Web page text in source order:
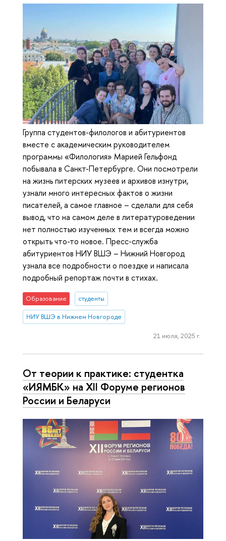
Группа студентов-филологов и абитуриентов
вместе с академическим руководителем
программы «Филология» Марией Гельфонд
побывала в Санкт-Петербурге. Они посмотрели
на жизнь питерских музеев и архивов изнутри,
узнали много интересных фактов о жизни
писателей, а самое главное – сделали для себя
вывод, что на самом деле в литературоведении
нет полностью изученных тем и всегда можно
открыть что-то новое. Пресс-служба
абитуриентов НИУ ВШЭ – Нижний Новгород
узнала все подробности о поездке и написала
подробный репортаж почти в стихах.
Образование студенты
НИУ ВШЭ в Нижнем Новгороде
21 июля, 2025 г.
От теории к практике: студентка
«ИЯМБК» на XII Форуме регионов
России и Беларуси